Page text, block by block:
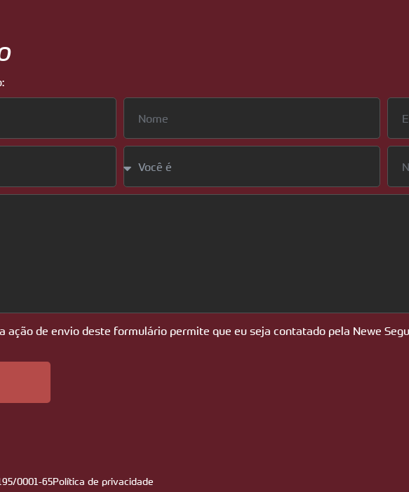
ação de envio deste formulário permite que eu seja contatado pela Newe
0001-65Política de privacidade